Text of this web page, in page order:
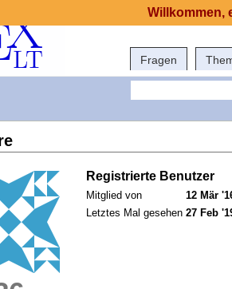
Fragen
Registrierte Benutzer
Mitglied von
12 Mär
Letztes Mal gesehen 27 Feb
Willkommen,